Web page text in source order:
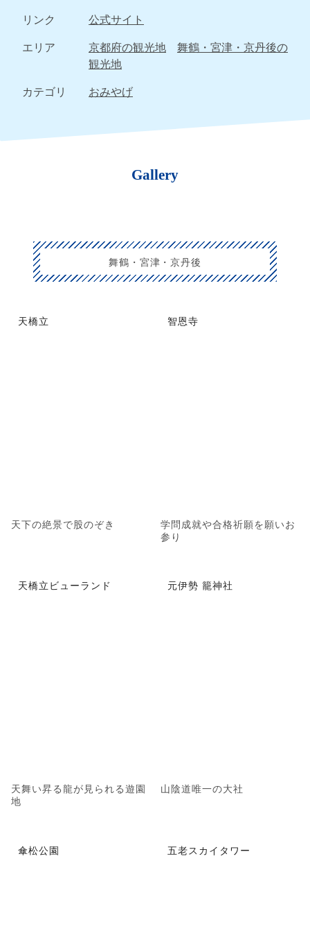
リンク
公式サイト
エリア
京都府の観光地
舞鶴・宮津・京丹後の
観光地
カテゴリ
おみやげ
Gallery
舞鶴・宮津・京丹後
天橋立
天下の絶景で股のぞき
智恩寺
学問成就や合格祈願を願いお
参り
天橋立ビューランド
天舞い昇る龍が見られる遊園
地
元伊勢 籠神社
山陰道唯一の大社
傘松公園 五老スカイタワー